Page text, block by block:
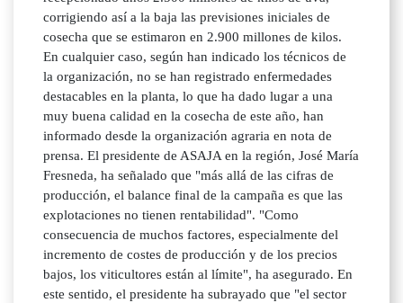
corrigiendo así a la baja las previsiones iniciales de
cosecha que se estimaron en 2.900 millones de kilos.
En cualquier caso, según han indicado los técnicos de
la organización, no se han registrado enfermedades
destacables en la planta, lo que ha dado lugar a una
muy buena calidad en la cosecha de este año, han
informado desde la organización agraria en nota de
prensa. El presidente de ASAJA en la región, José María
Fresneda, ha señalado que "más allá de las cifras de
producción, el balance final de la campaña es que las
explotaciones no tienen rentabilidad". "Como
consecuencia de muchos factores, especialmente del
incremento de costes de producción y de los precios
bajos, los viticultores están al límite", ha asegurado. En
este sentido, el presidente ha subrayado que "el sector